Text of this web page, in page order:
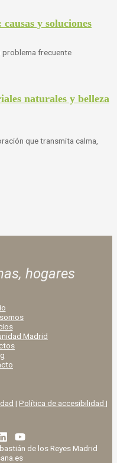
y soluciones
problema frecuente
naturales y belleza
que transmita calma,
hogares
Madrid
| Política de accesibilidad |
de los Reyes Madrid